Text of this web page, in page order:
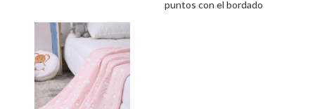
puntos con el bordado